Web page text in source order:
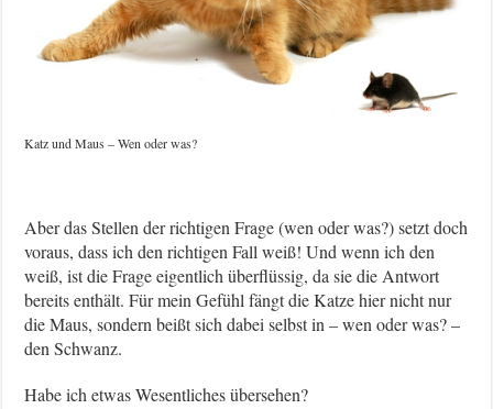
Katz und Maus – Wen oder was?
Aber das Stellen der richtigen Frage (wen oder was?) setzt doch
voraus, dass ich den richtigen Fall weiß! Und wenn ich den
weiß, ist die Frage eigentlich überflüssig, da sie die Antwort
bereits enthält. Für mein Gefühl fängt die Katze hier nicht nur
die Maus, sondern beißt sich dabei selbst in – wen oder was? –
den Schwanz.
Habe ich etwas Wesentliches übersehen?